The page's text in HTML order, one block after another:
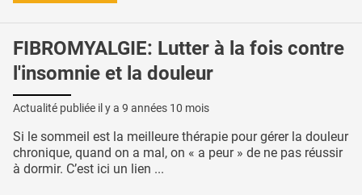
FIBROMYALGIE: Lutter à la fois contre
l'insomnie et la douleur
Actualité publiée il y a 9 années 10 mois
Si le sommeil est la meilleure thérapie pour gérer la douleur
chronique, quand on a mal, on « a peur » de ne pas réussir
à dormir. C’est ici un lien ...